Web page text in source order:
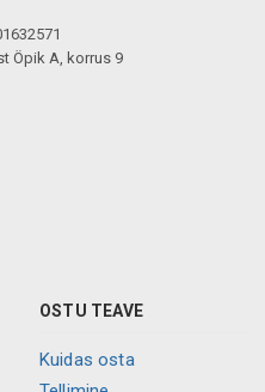
Öpik A, korrus 9
OSTU TEAVE
Kuidas osta